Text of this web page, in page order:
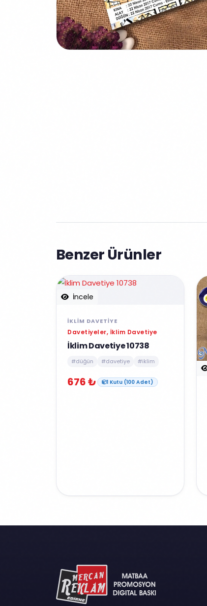
Benzer Ürünler
İncele
İKLIM DAVETIYE
Davetiyeler, İklim Davetiye
İklim Davetiye 10738
#düğün #davetiye #iklim
676 ₺ 1 Kutu (100 Adet)